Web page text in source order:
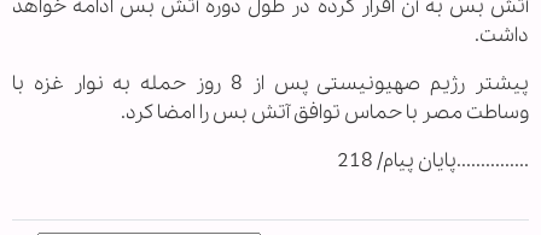
آتش بس به آن اقرار کرده در طول دوره آتش بس ادامه خواهد
داشت.
پیشتر رژیم صهیونیستی پس از 8 روز حمله به نوار غزه با
وساطت مصر با حماس توافق آتش بس را امضا کرد.
...............پایان پیام/ 218